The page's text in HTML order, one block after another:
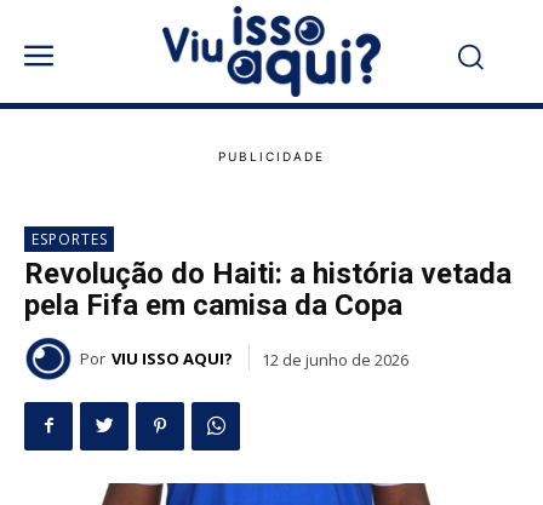
ESPORTES
Revolução do Haiti: a história vetada
pela Fifa em camisa da Copa
Por VIU ISSO AQUI? 12 de junho de 2026